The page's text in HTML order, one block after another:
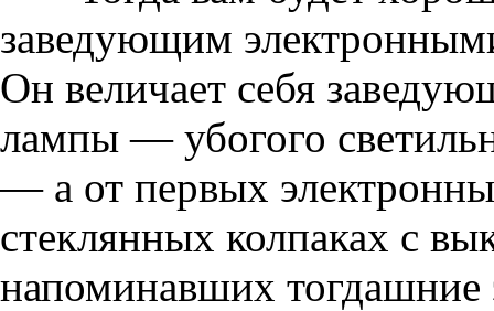
заведующим
Он величает себя
лампы — убогого
— а от первых
стеклянных колпаках с
напоминавших тогдашние